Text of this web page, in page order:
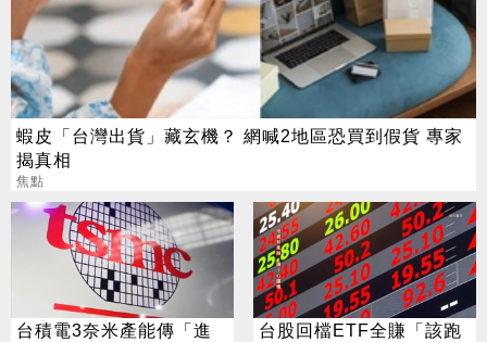
蝦皮「台灣出貨」藏玄機？ 網喊2地區恐買到假貨 專家
揭真相
焦點
台積電3奈米產能傳「進
台股回檔ETF全賺「該跑